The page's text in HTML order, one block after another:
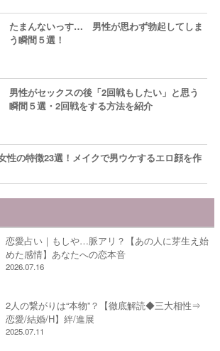
たまんないっす… 男性が思わず勃起してしま
う瞬間５選！
男性がセックスの後「2回戦もしたい」と思う
瞬間５選・2回戦をする方法を紹介
性の特徴23選！メイクで男ウケするエロ顔を作
恋愛占い｜もしや…脈アリ？【あの人に芽生え始
めた感情】あなたへの恋本音
2026.07.16
2人の繋がりは“本物”？【徹底解読◆三大相性⇒
恋愛/結婚/H】絆/進展
2025.07.11